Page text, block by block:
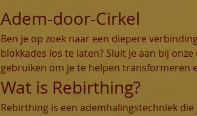
Adem-door-Cirkel
Ben je op zoek naar een diepere
blokkades los te laten? Sluit je aan bij onze
gebruiken om je te helpen transformeren
Wat is Rebirthing?
Rebirthing is een ademhalingstechniek